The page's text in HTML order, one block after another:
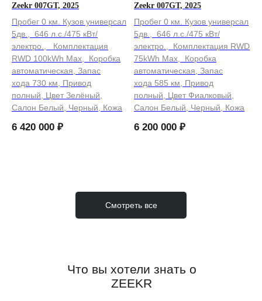
Zeekr 007GT, 2025
Пробег 0 км. Кузов универсал
5дв., 646 л.с./475 кВт/
электро., Комплектация
RWD 100kWh Max, Коробка
автоматическая, Запас
хода 730 км, Привод
полный, Цвет Зелёный,
Салон Белый, Черный, Кожа
6 420 000 ₽
Zeekr 007GT, 2025
Пробег 0 км. Кузов универсал
5дв., 646 л.с./475 кВт/
электро., Комплектация RWD
75kWh Max, Коробка
автоматическая, Запас
хода 585 км, Привод
полный, Цвет Фиалковый,
Салон Белый, Черный, Кожа
6 200 000 ₽
Смотреть все
Что вы хотели знать о
ZEEKR